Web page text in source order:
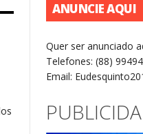
ANUNCIE AQUI
Quer ser anunciado
Telefones: (88)
Email: